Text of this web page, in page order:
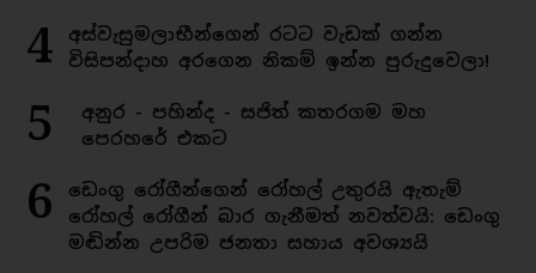
4
අස්වැසුමලාභීන්ගෙන් රටට වැඩක් ගන්න
විසිපන්දාහ අරගෙන නිකම් ඉන්න පුරුදුවෙලා!
5
අනුර - පහින්ද - සජිත් කතරගම මහ
පෙරහරේ එකට
6
ඩෙංගු රෝගීන්ගෙන් රෝහල් උතුරයි ඇතැම්
රෝහල් රෝගීන් බාර ගැනීමත් නවත්වයි: ඩෙංගු
මඬින්න උපරිම ජනතා සහාය අවශ්‍යයි